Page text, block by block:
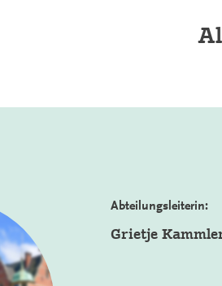
Abteilungsleiterin:
Grietje